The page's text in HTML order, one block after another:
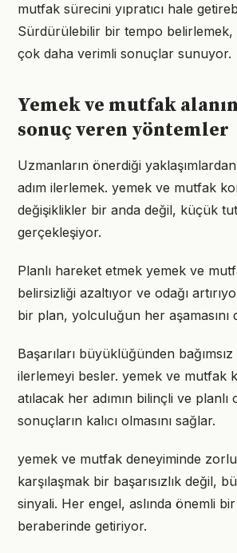
mutfak sürecini yıpratıcı hale
Sürdürülebilir bir tempo belirlemek,
çok daha verimli sonuçlar sunuyor.
Yemek ve mutfak
sonuç veren yöntemler
Uzmanların önerdiği
adım ilerlemek. yemek ve mutfak
değişiklikler bir anda değil, küçük
gerçekleşiyor.
Planlı hareket etmek yemek ve
belirsizliği azaltıyor ve odağı
bir plan, yolculuğun her aşamasını
Başarıları büyüklüğünden
ilerlemeyi besler. yemek ve mutfak
atılacak her adımın bilinçli ve planlı
sonuçların kalıcı olmasını sağlar.
yemek ve mutfak deneyiminde
karşılaşmak bir başarısızlık değil,
sinyali. Her engel, aslında önemli bir
beraberinde getiriyor.